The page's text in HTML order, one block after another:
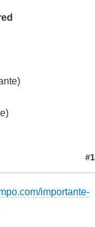
#1
importante-